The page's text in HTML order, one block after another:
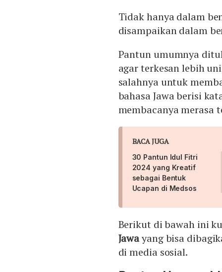
Tidak hanya dalam
disampaikan dalam
Pantun umumnya
agar terkesan lebih
salahnya untuk
bahasa Jawa berisi
membacanya merasa
BACA JUGA
30 Pantun Idul Fitri
2024 yang Kreatif
sebagai Bentuk
Ucapan di Medsos
Berikut di bawah ini
Jawayang bisa
di media sosial.